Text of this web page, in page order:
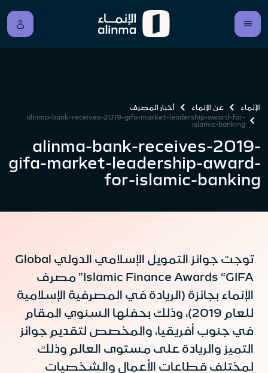
الإنماء عن الإنماء
أخبار المصرف
alinma-bank-receives-2019-gifa-market-leadership-award-for-
islamic-banking
alinma-bank-receives-2019-
gifa-market-leadership-award-
for-islamic-banking
توجت جوائز التمويل الإسلامي الدولي Global
Islamic Finance Awards “GIFA” مصرف
الإنماء بجائزة (الريادة في المصرفية الإسلامية
للعام 2019)، وذلك بحفلها السنوي المقام
في جنوب أفريقيا، والمخصص لتقديم جوائز
التميز والريادة على مستوى العالم وذلك
لمختلف قطاعات الأعمال والشخصيات